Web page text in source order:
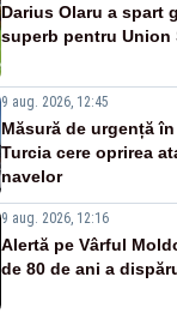
Darius Olaru a spart
superb pentru Union
9 aug. 2026, 12:45
Măsură de urgență în
Turcia cere oprirea
navelor
9 aug. 2026, 12:16
Alertă pe Vârful
de 80 de ani a